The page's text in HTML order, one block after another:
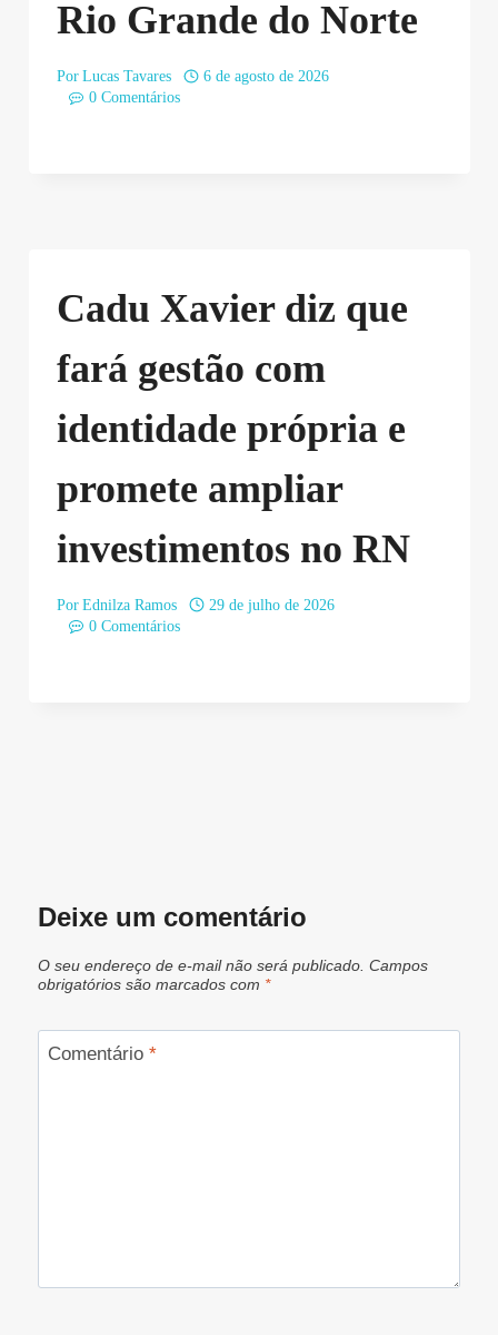
Rio Grande do Norte
Por Lucas Tavares
6 de agosto de 2026
0 Comentários
Cadu Xavier diz que
fará gestão com
identidade própria e
promete ampliar
investimentos no RN
Por Ednilza Ramos
29 de julho de 2026
0 Comentários
Deixe um comentário
O seu endereço de e-mail não será publicado. Campos
obrigatórios são marcados com *
Comentário *